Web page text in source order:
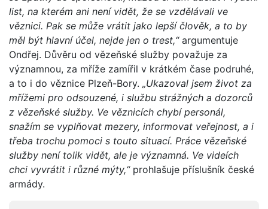
list, na kterém ani není vidět, že se vzdělávali ve
věznici. Pak se může vrátit jako lepší člověk, a to by
měl být hlavní účel, nejde jen o trest,“argumentuje
Ondřej. Důvěru od vězeňské služby považuje za
významnou, za mříže zamířil v krátkém čase podruhé,
a to i do věznice Plzeň-Bory. „Ukazoval jsem život za
mřížemi pro odsouzené, i službu strážných a dozorců
z vězeňské služby. Ve věznicích chybí personál,
snažím se vyplňovat mezery, informovat veřejnost, a i
třeba trochu pomoci s touto situací. Práce vězeňské
služby není tolik vidět, ale je významná. Ve videích
chci vyvrátit i různé mýty,“ prohlašuje příslušník české
armády.